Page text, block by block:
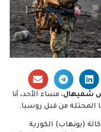
شميهال، مساء الأحد، أنا
المحتلة من قبل روسيا.
(يونهاب) الكورية